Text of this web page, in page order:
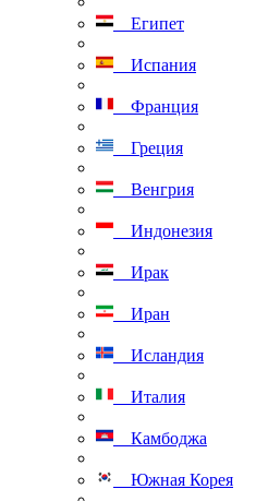
Египет
Испания
Франция
Греция
Венгрия
Индонезия
Ирак
Иран
Исландия
Италия
Камбоджа
Южная Корея